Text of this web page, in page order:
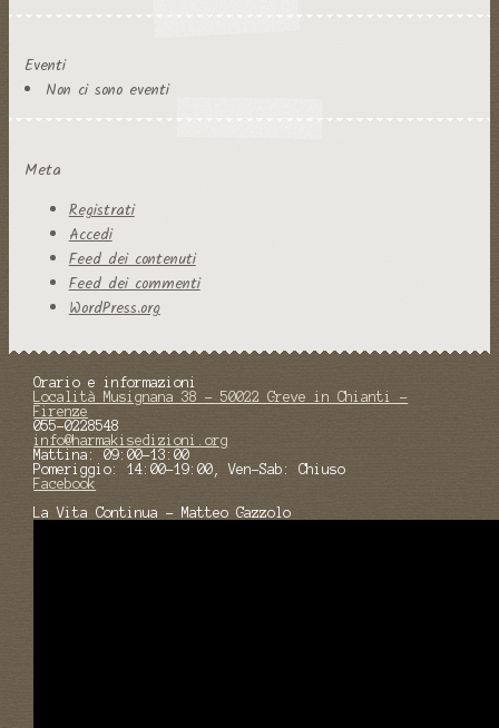
Eventi
Non ci sono eventi
Meta
Registrati
Accedi
Feed dei contenuti
Feed dei commenti
WordPress.org
Orario e informazioni
Località Musignana 38 - 50022 Greve in Chianti -
Firenze
055-0228548
info@harmakisedizioni.org
Mattina: 09:00-13:00
Pomeriggio: 14:00-19:00, Ven-Sab: Chiuso
Facebook
La Vita Continua - Matteo Gazzolo